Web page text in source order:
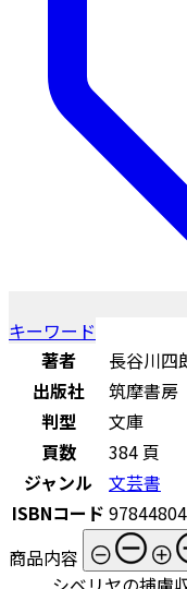
キーワード
著者
長谷川四
出版社
筑摩書房
判型
文庫
頁数
384 頁
ジャンル
文芸書
ISBNコード
商品内容